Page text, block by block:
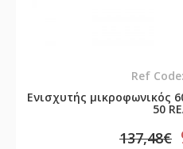
Ref
Ενισχυτής μικροφωνικός
50
137,48€